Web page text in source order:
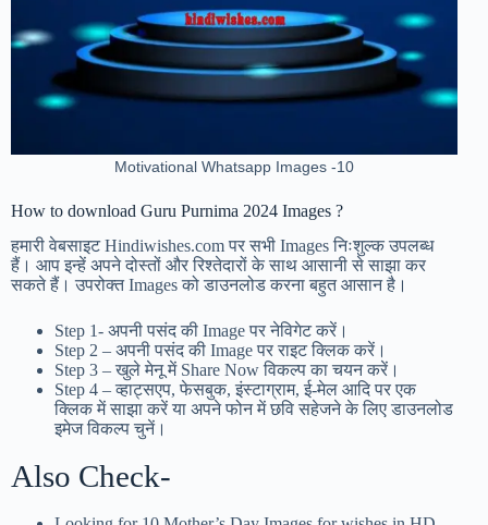
Motivational Whatsapp Images -10
How to download Guru Purnima 2024 Images ?
हमारी वेबसाइट Hindiwishes.com पर सभी Images निःशुल्क उपलब्ध
हैं। आप इन्हें अपने दोस्तों और रिश्तेदारों के साथ आसानी से साझा कर
सकते हैं। उपरोक्त Images को डाउनलोड करना बहुत आसान है।
Step 1- अपनी पसंद की Image पर नेविगेट करें।
Step 2 – अपनी पसंद की Image पर राइट क्लिक करें।
Step 3 – खुले मेनू में Share Now विकल्प का चयन करें।
Step 4 – व्हाट्सएप, फेसबुक, इंस्टाग्राम, ई-मेल आदि पर एक
क्लिक में साझा करें या अपने फोन में छवि सहेजने के लिए डाउनलोड
इमेज विकल्प चुनें।
Also Check-